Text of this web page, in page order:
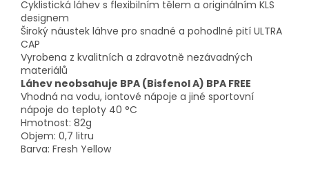
Cyklistická láhev s flexibilním tělem a originálním KLS
designem
Široký náustek láhve pro snadné a pohodlné pití ULTRA
CAP
Vyrobena z kvalitních a zdravotně nezávadných
materiálů
Láhev neobsahuje BPA (Bisfenol A) BPA FREE
Vhodná na vodu, iontové nápoje a jiné sportovní
nápoje do teploty 40 °C
Hmotnost: 82g
Objem: 0,7 litru
Barva: Fresh Yellow